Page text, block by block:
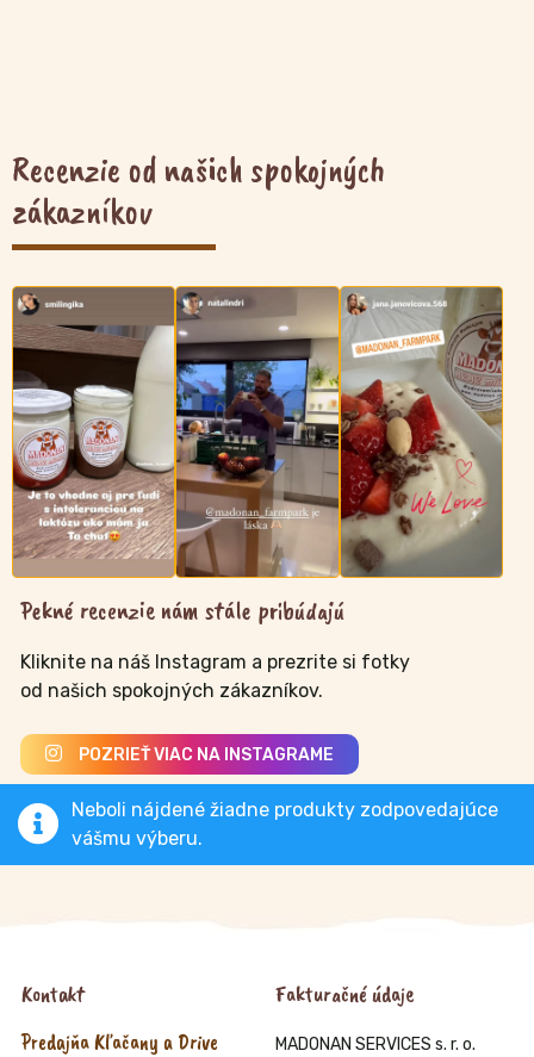
Recenzie od našich spokojných
zákazníkov
Pekné recenzie nám stále pribúdajú
Kliknite na náš Instagram a prezrite si fotky
od našich spokojných zákazníkov.
POZRIEŤ VIAC NA INSTAGRAME
Neboli nájdené žiadne produkty zodpovedajúce
vášmu výberu.
Kontakt
Predajňa Kľačany a Drive
Fakturačné údaje
MADONAN SERVICES s. r. o.